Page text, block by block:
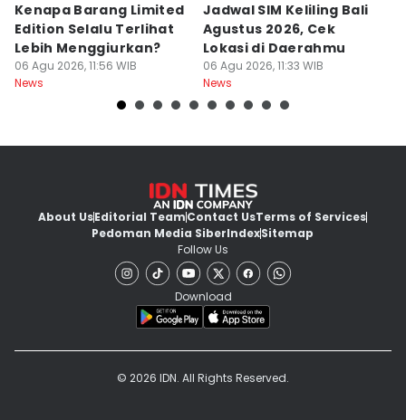
Kenapa Barang Limited
Edition Selalu Terlihat
Lebih Menggiurkan?
06 Agu 2026, 11:56 WIB
News
Jadwal SIM Keliling Bali
Agustus 2026, Cek
Lokasi di Daerahmu
06 Agu 2026, 11:33 WIB
News
About UsEditorial TeamContact UsTerms of Services
Pedoman Media SiberIndexSitemap
Follow Us
Download
© 2026 IDN. All Rights Reserved.